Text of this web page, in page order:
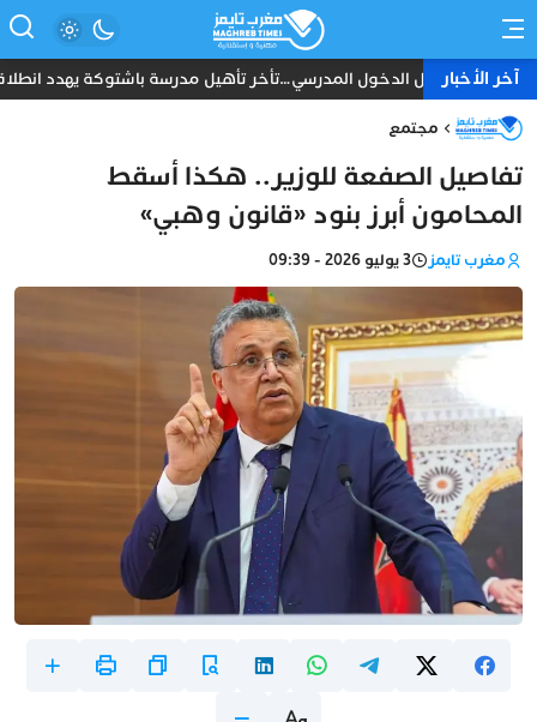
آخر الأخبارقبل الدخول المدرسي…تأخر تأهيل مدرسة باشتوكة يهدد
مجتمع
تفاصيل الصفعة للوزير.. هكذا أسقط
المحامون أبرز بنود «قانون وهبي»
مغرب تايمز 3 يوليو 2026 - 09:39